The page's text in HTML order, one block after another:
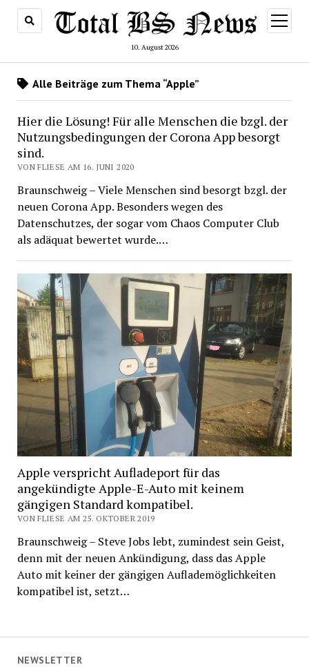
10. August 2026
Menü
öffnen
NEWSLETTER
Alle Beiträge zum Thema “Apple”
Hier die Lösung! Für alle Menschen die bzgl. der
Nutzungsbedingungen der Corona App besorgt
sind.
VON FLIESE AM 16. JUNI 2020
Braunschweig – Viele Menschen sind besorgt bzgl. der
neuen Corona App. Besonders wegen des
Datenschutzes, der sogar vom Chaos Computer Club
als adäquat bewertet wurde.…
Apple verspricht Aufladeport für das
angekündigte Apple-E-Auto mit keinem
gängigen Standard kompatibel.
VON FLIESE AM 25. OKTOBER 2019
Braunschweig – Steve Jobs lebt, zumindest sein Geist,
denn mit der neuen Ankündigung, dass das Apple
Auto mit keiner der gängigen Auflademöglichkeiten
kompatibel ist, setzt…